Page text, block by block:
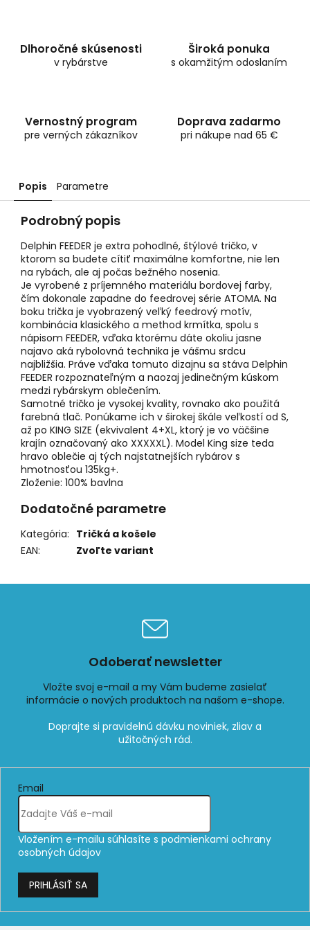
Dlhoročné skúsenosti
v rybárstve
Široká ponuka
s okamžitým odoslaním
Vernostný program
pre verných zákazníkov
Doprava zadarmo
pri nákupe nad 65 €
Popis Parametre
Podrobný popis
Delphin FEEDER je extra pohodlné, štýlové tričko, v
ktorom sa budete cítiť maximálne komfortne, nie len
na rybách, ale aj počas bežného nosenia.
Je vyrobené z príjemného materiálu bordovej farby,
čím dokonale zapadne do feedrovej série ATOMA. Na
boku trička je vyobrazený veľký feedrový motív,
kombinácia klasického a method krmítka, spolu s
nápisom FEEDER, vďaka ktorému dáte okoliu jasne
najavo aká rybolovná technika je vášmu srdcu
najbližšia. Práve vďaka tomuto dizajnu sa stáva Delphin
FEEDER rozpoznateľným a naozaj jedinečným kúskom
medzi rybárskym oblečením.
Samotné tričko je vysokej kvality, rovnako ako použitá
farebná tlač. Ponúkame ich v širokej škále veľkostí od S,
až po KING SIZE (ekvivalent 4+XL, ktorý je vo väčšine
krajín označovaný ako XXXXXL). Model King size teda
hravo oblečie aj tých najstatnejších rybárov s
hmotnosťou 135kg+.
Zloženie: 100% bavlna
Dodatočné parametre
Kategória: Tričká a košele
EAN: Zvoľte variant
Odoberať newsletter
Vložte svoj e-mail a my Vám budeme zasielať
informácie o nových produktoch na našom e-shope.
Email
Vložením e-mailu súhlasíte s podmienkami ochrany
osobných údajov
PRIHLÁSIŤ SA